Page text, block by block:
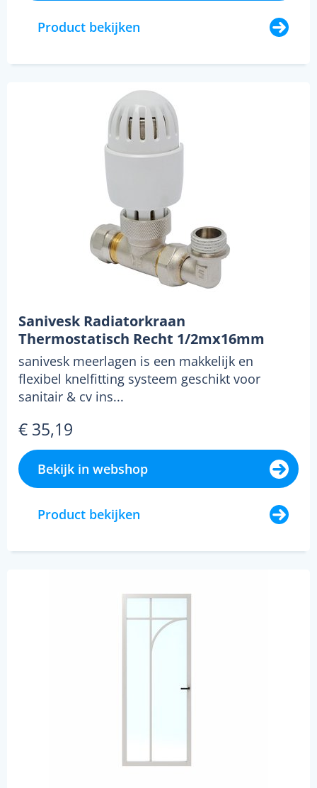
Product bekijken
Sanivesk Radiatorkraan
Thermostatisch Recht 1/2mx16mm
sanivesk meerlagen is een makkelijk en
flexibel knelfitting systeem geschikt voor
sanitair & cv ins...
€ 35,19
Bekijk in webshop
Product bekijken